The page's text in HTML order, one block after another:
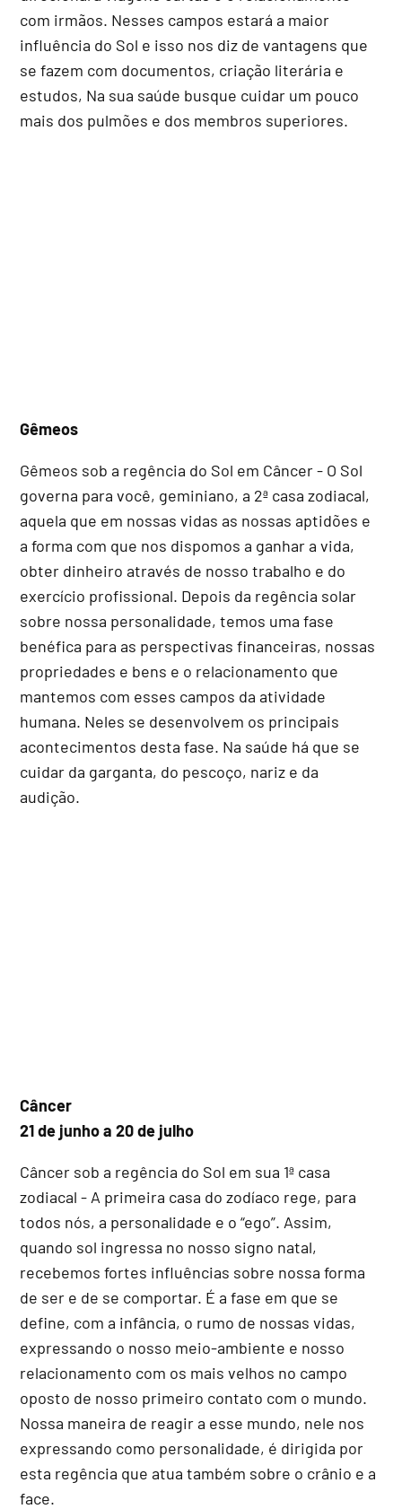
com irmãos. Nesses campos estará a maior
influência do Sol e isso nos diz de vantagens que
se fazem com documentos, criação literária e
estudos, Na sua saúde busque cuidar um pouco
mais dos pulmões e dos membros superiores.
Gêmeos
Gêmeos sob a regência do Sol em Câncer - O Sol
governa para você, geminiano, a 2ª casa zodiacal,
aquela que em nossas vidas as nossas aptidões e
a forma com que nos dispomos a ganhar a vida,
obter dinheiro através de nosso trabalho e do
exercício profissional. Depois da regência solar
sobre nossa personalidade, temos uma fase
benéfica para as perspectivas financeiras, nossas
propriedades e bens e o relacionamento que
mantemos com esses campos da atividade
humana. Neles se desenvolvem os principais
acontecimentos desta fase. Na saúde há que se
cuidar da garganta, do pescoço, nariz e da
audição.
Câncer
21 de junho a 20 de julho
Câncer sob a regência do Sol em sua 1ª casa
zodiacal - A primeira casa do zodíaco rege, para
todos nós, a personalidade e o “ego”. Assim,
quando sol ingressa no nosso signo natal,
recebemos fortes influências sobre nossa forma
de ser e de se comportar. É a fase em que se
define, com a infância, o rumo de nossas vidas,
expressando o nosso meio-ambiente e nosso
relacionamento com os mais velhos no campo
oposto de nosso primeiro contato com o mundo.
Nossa maneira de reagir a esse mundo, nele nos
expressando como personalidade, é dirigida por
esta regência que atua também sobre o crânio e a
face.